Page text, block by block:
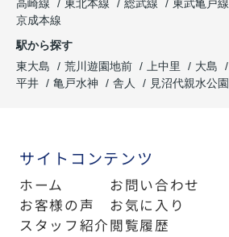
高崎線
東北本線 総武線 東武亀戸線
京成本線
駅から探す
東大島
荒川遊園地前 上中里 大島
平井
亀戸水神 舎人 見沼代親水公園
サイトコンテンツ
ホーム
お客様の声
スタッフ紹介
お問い合わせ
お気に入り
閲覧履歴